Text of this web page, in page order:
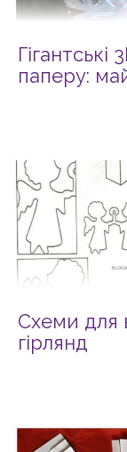
Гігантські
паперу:
Схеми для
гірлянд